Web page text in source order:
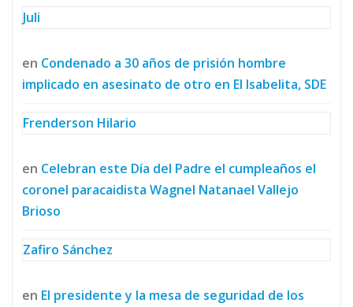
Juli
en Condenado a 30 años de prisión hombre
implicado en asesinato de otro en El Isabelita, SDE
Frenderson Hilario
en Celebran este Día del Padre el cumpleaños el
coronel paracaidista Wagnel Natanael Vallejo
Brioso
Zafiro Sánchez
en El presidente y la mesa de seguridad de los